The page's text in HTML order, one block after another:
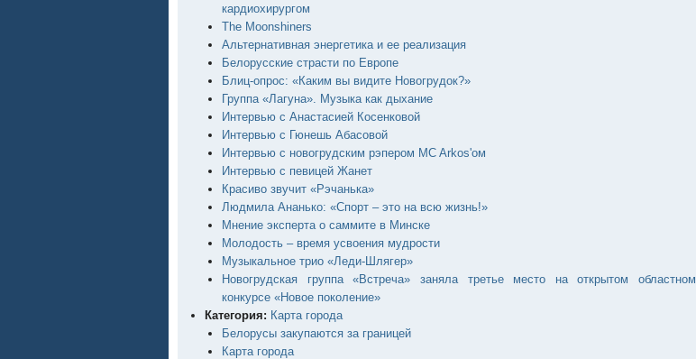
кардиохирургом
The Moonshiners
Альтернативная энергетика и ее реализация
Белорусские страсти по Европе
Блиц-опрос: «Каким вы видите Новогрудок?»
Группа «Лагуна». Музыка как дыхание
Интервью с Анастасией Косенковой
Интервью с Гюнешь Абасовой
Интервью с новогрудским рэпером MC Arkos'ом
Интервью с певицей Жанет
Красиво звучит «Рэчанька»
Людмила Ананько: «Спорт – это на всю жизнь!»
Мнение эксперта о саммите в Минске
Молодость – время усвоения мудрости
Музыкальное трио «Леди-Шлягер»
Новогрудская группа «Встреча» заняла третье место на открытом областном
конкурсе «Новое поколение»
Категория: Карта города
Белорусы закупаются за границей
Карта города